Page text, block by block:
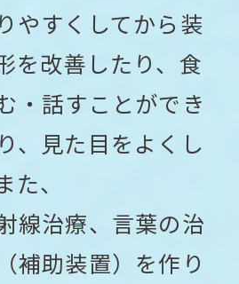
やすくしてから装
を改善したり、食
・話すことができ
、見た目をよくし
、
線治療、言葉の治
補助装置）を作り